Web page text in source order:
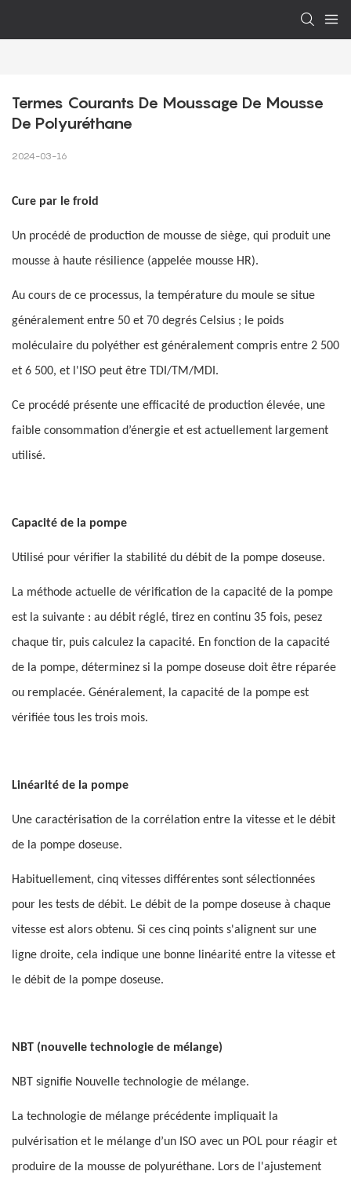
Termes Courants De Moussage De Mousse
De Polyuréthane
2024-03-16
Cure par le froid
Un procédé de production de mousse de siège, qui produit une
mousse à haute résilience (appelée mousse HR).
Au cours de ce processus, la température du moule se situe
généralement entre 50 et 70 degrés Celsius ; le poids
moléculaire du polyéther est généralement compris entre 2 500
et 6 500, et l'ISO peut être TDI/TM/MDI.
Ce procédé présente une efficacité de production élevée, une
faible consommation d’énergie et est actuellement largement
utilisé.
Capacité de la pompe
Utilisé pour vérifier la stabilité du débit de la pompe doseuse.
La méthode actuelle de vérification de la capacité de la pompe
est la suivante : au débit réglé, tirez en continu 35 fois, pesez
chaque tir, puis calculez la capacité. En fonction de la capacité
de la pompe, déterminez si la pompe doseuse doit être réparée
ou remplacée. Généralement, la capacité de la pompe est
vérifiée tous les trois mois.
Linéarité de la pompe
Une caractérisation de la corrélation entre la vitesse et le débit
de la pompe doseuse.
Habituellement, cinq vitesses différentes sont sélectionnées
pour les tests de débit. Le débit de la pompe doseuse à chaque
vitesse est alors obtenu. Si ces cinq points s'alignent sur une
ligne droite, cela indique une bonne linéarité entre la vitesse et
le débit de la pompe doseuse.
NBT (nouvelle technologie de mélange)
NBT signifie Nouvelle technologie de mélange.
La technologie de mélange précédente impliquait la
pulvérisation et le mélange d’un ISO avec un POL pour réagir et
produire de la mousse de polyuréthane. Lors de l'ajustement